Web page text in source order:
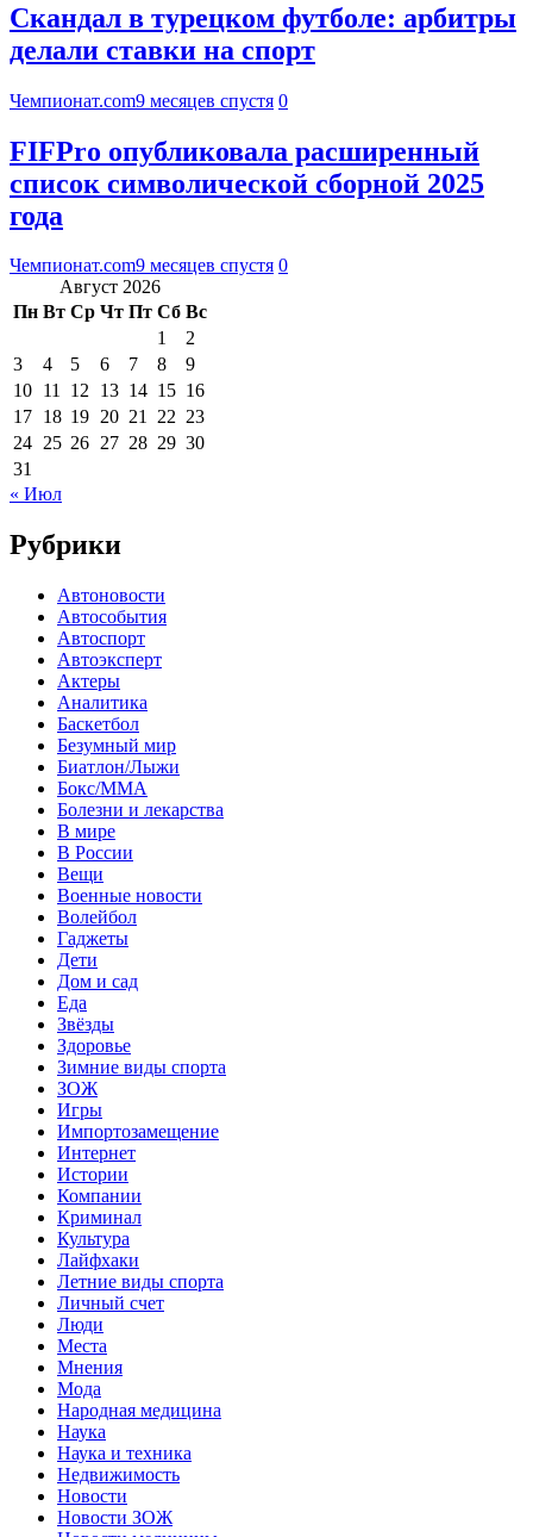
Скандал в турецком футболе: арбитры
делали ставки на спорт
Чемпионат.com9 месяцев спустя 0
FIFPro опубликовала расширенный
список символической сборной 2025
года
Чемпионат.com9 месяцев спустя 0
Август 2026
Пн Вт Ср Чт Пт Сб Вс
1
2
3
4 5 6 7 8
9
10 11 12 13 14 15 16
17 18 19 20 21 22 23
24 25 26 27 28 29 30
31
« Июл
Рубрики
Автоновости
Автособытия
Автоспорт
Автоэксперт
Актеры
Аналитика
Баскетбол
Безумный мир
Биатлон/Лыжи
Бокс/MMA
Болезни и лекарства
В мире
В России
Вещи
Военные новости
Волейбол
Гаджеты
Дети
Дом и сад
Еда
Звёзды
Здоровье
Зимние виды спорта
ЗОЖ
Игры
Импортозамещение
Интернет
Истории
Компании
Криминал
Культура
Лайфхаки
Летние виды спорта
Личный счет
Люди
Места
Мнения
Мода
Народная медицина
Наука
Наука и техника
Недвижимость
Новости
Новости ЗОЖ